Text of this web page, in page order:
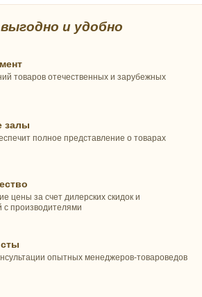
выгодно и удобно
товаров отечественных и зарубежных
залы
полное представление о товарах
цены за счет дилерских скидок и
с производителями
опытных менеджеров-товароведов